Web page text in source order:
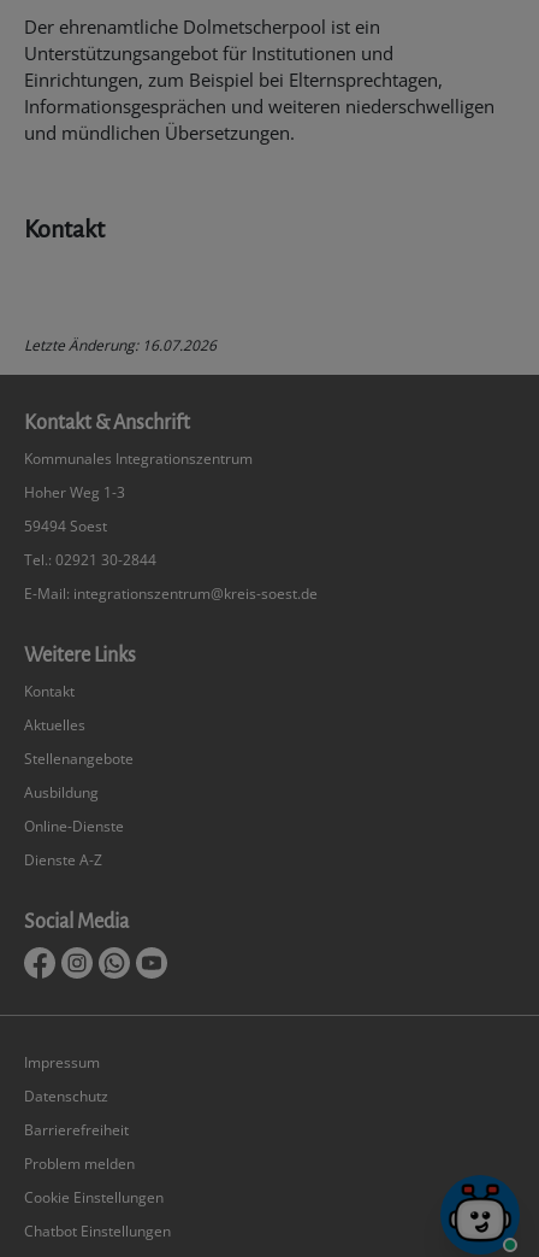
Der ehrenamtliche Dolmetscherpool ist ein
Unterstützungsangebot für Institutionen und
Einrichtungen, zum Beispiel bei Elternsprechtagen,
Informationsgesprächen und weiteren niederschwelligen
und mündlichen Übersetzungen.
Kontakt
Letzte Änderung: 16.07.2026
Kontakt & Anschrift
Kommunales Integrationszentrum
Hoher Weg 1-3
59494 Soest
Tel.: 02921 30-2844
E-Mail: integrationszentrum@kreis-soest.de
Weitere Links
Kontakt
Aktuelles
Stellenangebote
Ausbildung
Online-Dienste
Dienste A-Z
Social Media
Impressum
Datenschutz
Barrierefreiheit
Problem melden
Cookie Einstellungen
Chatbot Einstellungen